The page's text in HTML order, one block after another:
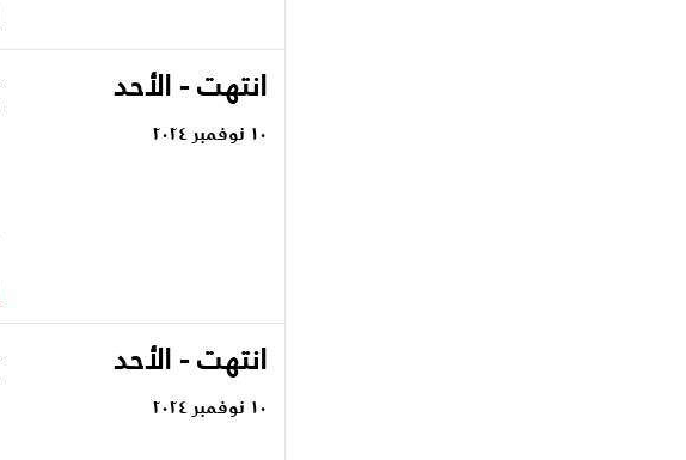
انتهت - الأحد
١٠ نوفمبر ٢٠٢٤
انتهت - الأحد
١٠ نوفمبر ٢٠٢٤